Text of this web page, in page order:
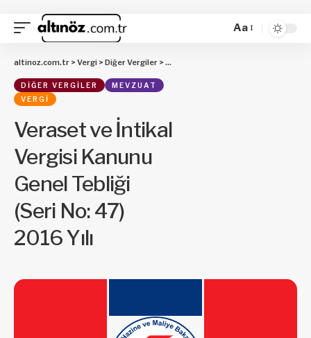
Aa
altinoz.com.tr > Vergi > Diğer Vergiler > Veraset ve İntikal Vergisi Kanunu
DIĞER VERGILER
MEVZUAT
VERGI
Veraset ve İntikal
Vergisi Kanunu
Genel Tebliği
(Seri No: 47)
2016 Yılı